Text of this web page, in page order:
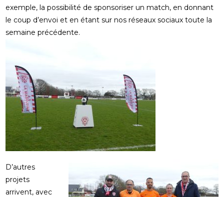
exemple, la possibilité de sponsoriser un match, en donnant
le coup d’envoi et en étant sur nos réseaux sociaux toute la
semaine précédente.
D’autres
projets
arrivent, avec